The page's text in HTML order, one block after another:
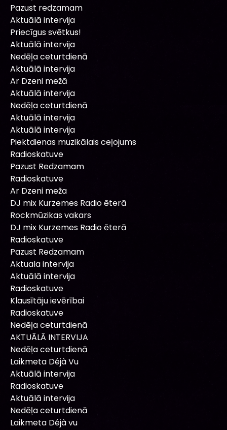
Pazust redzamam
Aktuālā intervija
Priecīgus svētkus!
Aktuālā intervija
Nedēļa ceturtdienā
Aktuālā intervija
Ar Dzeni mežā
Aktuālā intervija
Nedēļa ceturtdienā
Aktuālā intervija
Aktuālā intervija
Piektdienas muzikālais ceļojums
Radioskatuve
Pazust Redzamam
Radioskatuve
Ar Dzeni meža
DJ mix Kurzemes Radio ēterā
Rockmūzikas vakars
DJ mix Kurzemes Radio ēterā
Radioskatuve
Pazust Redzamam
Aktuala intervija
Aktuālā intervija
Radioskatuve
Klausītāju ievērībai
Radioskatuve
Nedēļa ceturtdienā
AKTUĀLĀ INTERVIJA
Nedēļa ceturtdienā
Laikmeta Déjà Vu
Aktuālā intervija
Radioskatuve
Aktuālā intervija
Nedēļa ceturtdienā
Laikmeta Déjà vu